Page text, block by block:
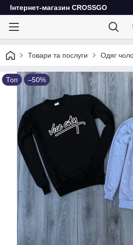
Інтернет-магазин CROSSGO
Товари та послуги Одяг
Топ –50%